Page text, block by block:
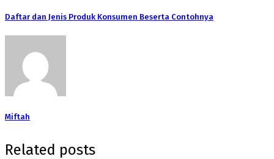
Daftar dan Jenis Produk Konsumen Beserta Contohnya
Miftah
Related posts